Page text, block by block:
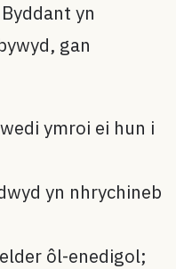
yn
gan
ymroi ei hun i
yn nhrychineb
ôl-enedigol;